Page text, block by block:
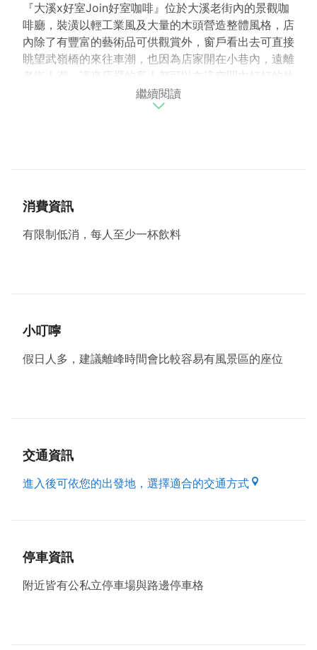
『大溪x好室Join好室咖啡』位於大溪老街內的景觀咖
啡廳，裝潢以輕工業風及大量的木頭營造整體風格，店
內除了有豐富的藝術品可供觀賞外，窗戶看出去可直接
眺望武嶺橋的來往車潮，也因為店家開在小巷內，遠離
老街人潮，讓來店裡的客人都可以在這空間內好好的放
店家主要販售飲品、甜點以及輕食，飲品中咖啡為店內
是咖啡以及輕食都有一定的水準，值得細細品味。
繼續閱讀
消費資訊
有限制低消，每人至少一杯飲料
小叮嚀
假日人多，建議離峰時間會比較容易有風景區的座位
交通資訊
進入後可依您的出發地，選擇適合的交通方式
停車資訊
附近皆有公私立停車場與路邊停車格